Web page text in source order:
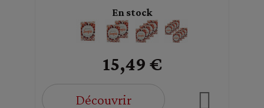
En stock
15,49 €
Découvrir